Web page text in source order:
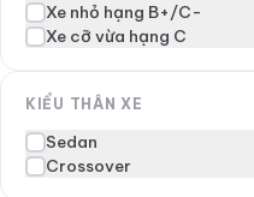
Xe nhỏ hạng B+/C-
Xe cỡ vừa hạng C
KIỂU THÂN XE
Sedan
Crossover